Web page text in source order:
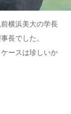
横浜美大の学長
長でした。
ースは珍しいか